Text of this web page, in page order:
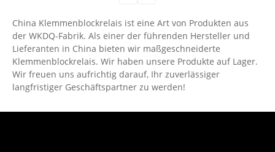
China Klemmenblockrelais ist eine Art von Produkten aus
der WKDQ-Fabrik. Als einer der führenden Hersteller und
Lieferanten in China bieten wir maßgeschneiderte
Klemmenblockrelais. Wir haben unsere Produkte auf Lager.
Wir freuen uns aufrichtig darauf, Ihr zuverlässiger
langfristiger Geschäftspartner zu werden!